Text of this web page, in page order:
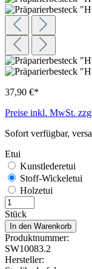
37,90 €*
Preise inkl. MwSt.
Sofort verfügbar,
Etui
Kunstlederetui
Stoff-Wickeletui
Holzetui
Stück
In den Warenkorb
Produktnummer:
SW10083.2
Hersteller: